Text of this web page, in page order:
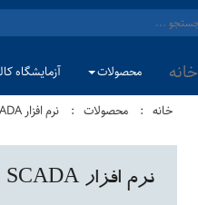
خانه محصولات آزمایشگاه
خانه محصولات نرم افزار Smartware SCADA
نرم افزار Smartware SCADA